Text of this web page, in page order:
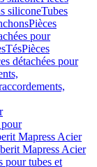
siliconeTubes
Pièces
pour
TésPièces
détachées pour
pour
Mapress Acier
Mapress Acier
pour tubes et